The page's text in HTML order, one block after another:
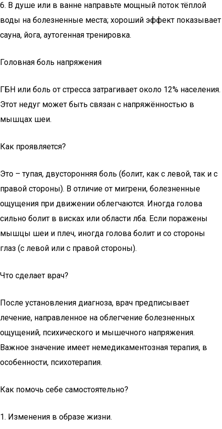
6. В душе или в ванне направьте мощный поток тёплой
воды на болезненные места; хороший эффект показывает
сауна, йога, аутогенная тренировка.
Головная боль напряжения
ГБН или боль от стресса затрагивает около 12% населения.
Этот недуг может быть связан с напряжённостью в
мышцах шеи.
Как проявляется?
Это – тупая, двусторонняя боль (болит, как с левой, так и с
правой стороны). В отличие от мигрени, болезненные
ощущения при движении облегчаются. Иногда голова
сильно болит в висках или области лба. Если поражены
мышцы шеи и плеч, иногда голова болит и со стороны
глаз (с левой или с правой стороны).
Что сделает врач?
После установления диагноза, врач предписывает
лечение, направленное на облегчение болезненных
ощущений, психического и мышечного напряжения.
Важное значение имеет немедикаментозная терапия, в
особенности, психотерапия.
Как помочь себе самостоятельно?
1. Изменения в образе жизни.